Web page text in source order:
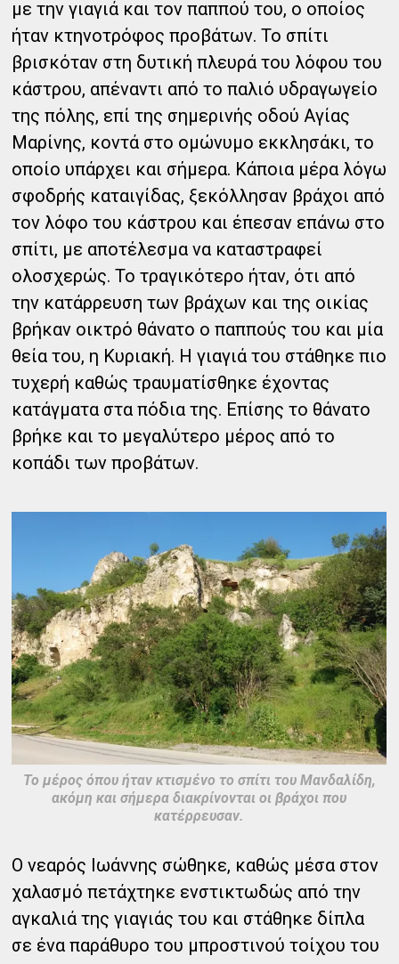
με την γιαγιά και τον παππού του, ο οποίος
ήταν κτηνοτρόφος προβάτων. Το σπίτι
βρισκόταν στη δυτική πλευρά του λόφου του
κάστρου, απέναντι από το παλιό υδραγωγείο
της πόλης, επί της σημερινής οδού Αγίας
Μαρίνης, κοντά στο ομώνυμο εκκλησάκι, το
οποίο υπάρχει και σήμερα. Κάποια μέρα λόγω
σφοδρής καταιγίδας, ξεκόλλησαν βράχοι από
τον λόφο του κάστρου και έπεσαν επάνω στο
σπίτι, με αποτέλεσμα να καταστραφεί
ολοσχερώς. Το τραγικότερο ήταν, ότι από
την κατάρρευση των βράχων και της οικίας
βρήκαν οικτρό θάνατο ο παππούς του και μία
θεία του, η Κυριακή. Η γιαγιά του στάθηκε πιο
τυχερή καθώς τραυματίσθηκε έχοντας
κατάγματα στα πόδια της. Επίσης το θάνατο
βρήκε και το μεγαλύτερο μέρος από το
κοπάδι των προβάτων.
Το μέρος όπου ήταν κτισμένο το σπίτι του Μανδαλίδη,
ακόμη και σήμερα διακρίνονται οι βράχοι που
κατέρρευσαν.
Ο νεαρός Ιωάννης σώθηκε, καθώς μέσα στον
χαλασμό πετάχτηκε ενστικτωδώς από την
αγκαλιά της γιαγιάς του και στάθηκε δίπλα
σε ένα παράθυρο του μπροστινού τοίχου του